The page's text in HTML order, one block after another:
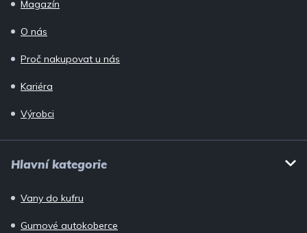
Magazín
O nás
Proč nakupovat u nás
Kariéra
Výrobci
Hlavní kategorie
Vany do kufru
Gumové autokoberce